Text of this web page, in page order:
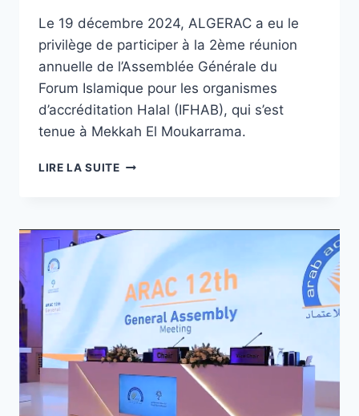
Le 19 décembre 2024, ALGERAC a eu le
privilège de participer à la 2ème réunion
annuelle de l’Assemblée Générale du
Forum Islamique pour les organismes
d’accréditation Halal (IFHAB), qui s’est
tenue à Mekkah El Moukarrama.
LIRE LA SUITE